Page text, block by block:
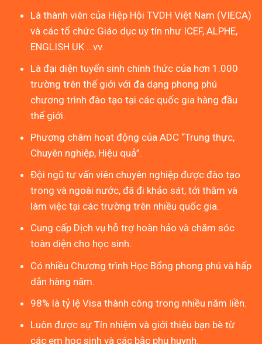
Là thành viên của Hiệp Hội TVDH Việt Nam (VIECA)
và các tổ chức Giáo dục uy tín như ICEF, ALPHE,
ENGLISH UK …vv.
Là đại diện tuyển sinh chính thức của hơn 1.000
trường trên thế giới với đa dạng phong phú
chương trình đào tạo tại các quốc gia hàng đầu
thế giới.
Phương châm hoạt động của ADC “Trung thực,
Chuyên nghiệp, Hiệu quả”.
Đội ngũ tư vấn viên chuyên nghiệp được đào tạo
trong và ngoài nước, đã đi khảo sát, tới thăm và
làm việc tại các trường trên nhiều quốc gia.
Cung cấp Dịch vụ hỗ trợ hoàn hảo và chăm sóc
toàn diện cho học sinh.
Có nhiều Chương trình Học Bổng phong phú và hấp
dẫn hàng năm.
98% là tỷ lệ Visa thành công trong nhiều năm liền.
Luôn được sự Tín nhiệm và giới thiệu bạn bè từ
các em học sinh và các bậc phụ huynh.